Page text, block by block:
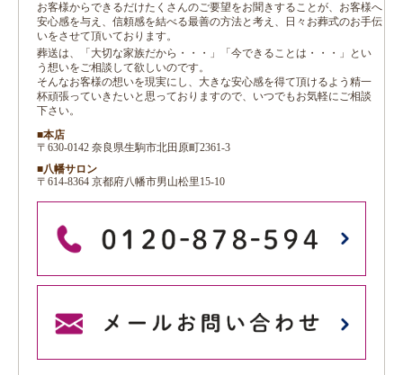
お客様からできるだけたくさんのご要望をお聞きすることが、お客様へ
安心感を与え、信頼感を結べる最善の方法と考え、日々お葬式のお手伝
いをさせて頂いております。
葬送は、「大切な家族だから・・・」「今できることは・・・」とい
う想いをご相談して欲しいのです。
そんなお客様の想いを現実にし、大きな安心感を得て頂けるよう精一
杯頑張っていきたいと思っておりますので、いつでもお気軽にご相談
下さい。
■本店
〒630-0142 奈良県生駒市北田原町2361-3
■八幡サロン
〒614-8364 京都府八幡市男山松里15-10